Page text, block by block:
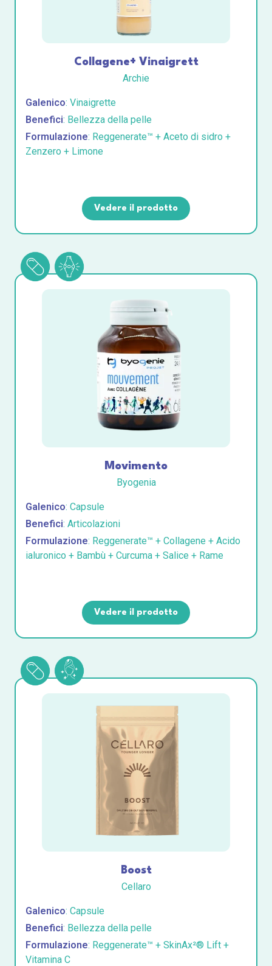
Collagene+ Vinaigrett
Archie
Galenico: Vinaigrette
Benefici: Bellezza della pelle
Formulazione: Reggenerate™ + Aceto di sidro +
Zenzero + Limone
Vedere il prodotto
Movimento
Byogenia
Galenico: Capsule
Benefici: Articolazioni
Formulazione: Reggenerate™ + Collagene + Acido
ialuronico + Bambù + Curcuma + Salice + Rame
Vedere il prodotto
Boost
Cellaro
Galenico: Capsule
Benefici: Bellezza della pelle
Formulazione: Reggenerate™ + SkinAx²® Lift +
Vitamina C